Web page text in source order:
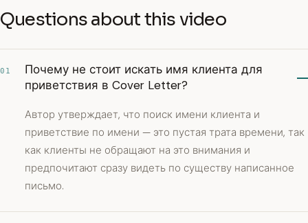
Questions about this video
01
Почему не стоит искать имя клиента для
приветствия в Cover Letter?
Автор утверждает, что поиск имени клиента и
приветствие по имени — это пустая трата времени, так
как клиенты не обращают на это внимания и
предпочитают сразу видеть по существу написанное
письмо.